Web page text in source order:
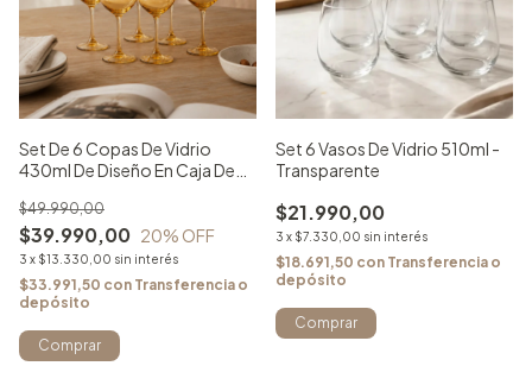
Set De 6 Copas De Vidrio
430ml De Diseño En Caja De
$39.990,00
$49.990,00
20% OFF
3 x $13.330,00 sin interés
$33.991,50 con Transferencia o
depósito
Set 6 Vasos De Vidrio 510ml -
Transparente
$21.990,00
3 x $7.330,00 sin interés
$18.691,50 con Transferencia o
depósito